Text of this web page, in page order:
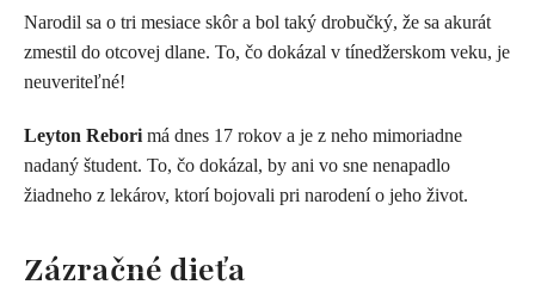
Narodil sa o tri mesiace skôr a bol taký drobučký, že sa akurát
zmestil do otcovej dlane. To, čo dokázal v tínedžerskom veku, je
neuveriteľné!
Leyton Rebori má dnes 17 rokov a je z neho mimoriadne
nadaný študent. To, čo dokázal, by ani vo sne nenapadlo
žiadneho z lekárov, ktorí bojovali pri narodení o jeho život.
Zázračné dieťa